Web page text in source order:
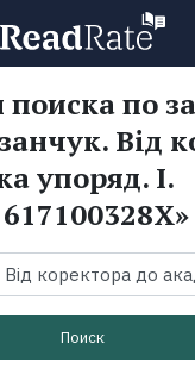
поиска по
Від
упоряд. І.
Поиск